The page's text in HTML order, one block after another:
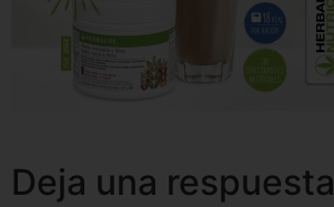
Deja una respuesta